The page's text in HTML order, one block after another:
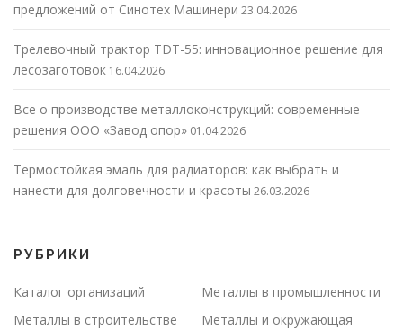
предложений от Синотех Машинери 23.04.2026
Трелевочный трактор TDT-55: инновационное решение для
лесозаготовок 16.04.2026
Все о производстве металлоконструкций: современные
решения ООО «Завод опор» 01.04.2026
Термостойкая эмаль для радиаторов: как выбрать и
нанести для долговечности и красоты 26.03.2026
РУБРИКИ
Каталог организаций
Металлы в промышленности
Металлы в строительстве
Металлы и окружающая